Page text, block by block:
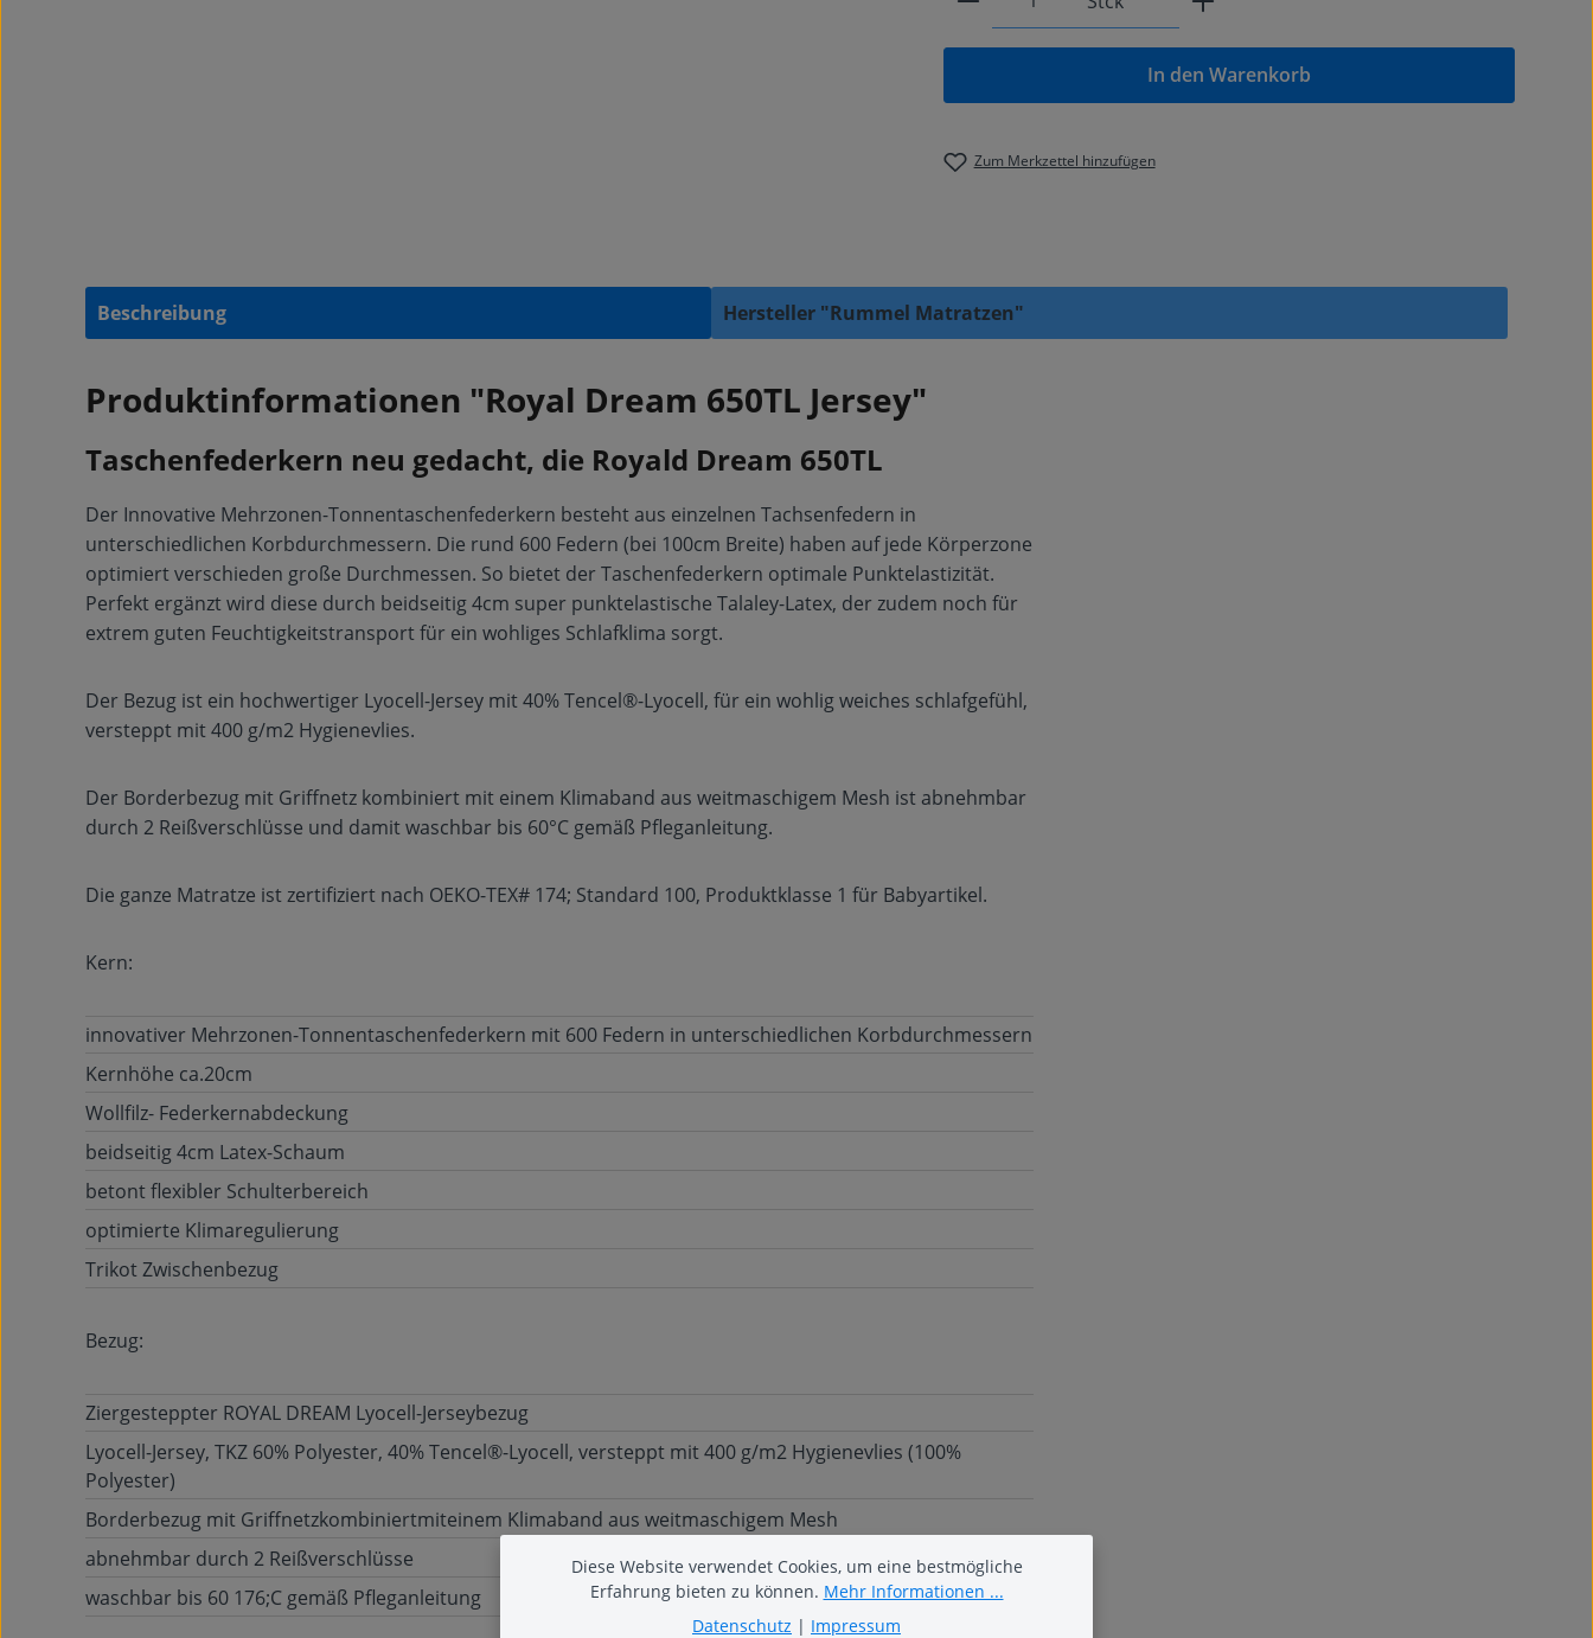
In den Warenkorb
Zum Merkzettel hinzufügen
Beschreibung Hersteller "Rummel Matratzen"
Produktinformationen "Royal Dream 650TL Jersey"
Taschenfederkern neu gedacht, die Royald Dream 650TL
Der Innovative Mehrzonen-Tonnentaschenfederkern besteht aus einzelnen Tachsenfedern in
unterschiedlichen Korbdurchmessern. Die rund 600 Federn (bei 100cm Breite) haben auf jede Körperzone
optimiert verschieden große Durchmessen. So bietet der Taschenfederkern optimale Punktelastizität.
Perfekt ergänzt wird diese durch beidseitig 4cm super punktelastische Talaley-Latex, der zudem noch für
extrem guten Feuchtigkeitstransport für ein wohliges Schlafklima sorgt.
Der Bezug ist ein hochwertiger Lyocell-Jersey mit 40% Tencel®-Lyocell, für ein wohlig weiches schlafgefühl,
versteppt mit 400 g/m2 Hygienevlies.
Der Borderbezug mit Griffnetz kombiniert mit einem Klimaband aus weitmaschigem Mesh ist abnehmbar
durch 2 Reißverschlüsse und damit waschbar bis 60°C gemäß Pfleganleitung.
Die ganze Matratze ist zertifiziert nach OEKO-TEX# 174; Standard 100, Produktklasse 1 für Babyartikel.
Kern:
innovativer Mehrzonen-Tonnentaschenfederkern mit 600 Federn in unterschiedlichen Korbdurchmessern
Kernhöhe ca.20cm
Wollfilz- Federkernabdeckung
beidseitig 4cm Latex-Schaum
betont flexibler Schulterbereich
optimierte Klimaregulierung
Trikot Zwischenbezug
Bezug:
Ziergesteppter ROYAL DREAM Lyocell-Jerseybezug
Lyocell-Jersey, TKZ 60% Polyester, 40% Tencel®-Lyocell, versteppt mit 400 g/m2 Hygienevlies (100%
Polyester)
Borderbezug mit Griffnetzkombiniertmiteinem Klimaband aus weitmaschigem Mesh
abnehmbar durch 2 Reißverschlüsse
waschbar bis 60 176;C gemäß Pfleganleitung
Diese Website verwendet Cookies, um eine bestmögliche
Erfahrung bieten zu können. Mehr Informationen ...
Datenschutz | Impressum